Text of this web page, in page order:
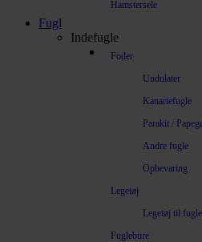
Hamstersele
Fugl
Indefugle
Foder
Undulater
Kanariefugle
Parakit /
Andre fugle
Opbevaring
Legetøj
Legetøj til fugle
Fuglebure